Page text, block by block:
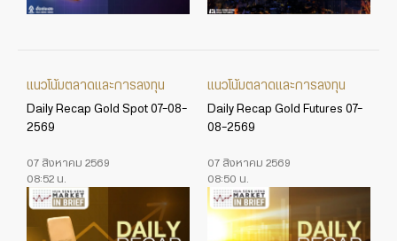
แนวโน้มตลาดและการลงทุน
Daily Recap Gold Spot 07-08-
2569
07 สิงหาคม 2569
08:52 น.
แนวโน้มตลาดและการลงทุน
Daily Recap Gold Futures 07-
08-2569
07 สิงหาคม 2569
08:50 น.